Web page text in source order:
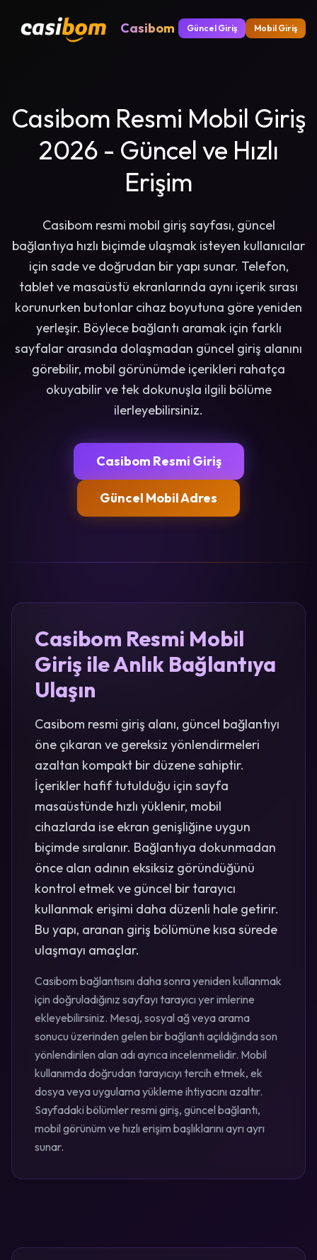
Casibom Güncel Giriş Mobil Giriş
Casibom Resmi Mobil Giriş
2026 - Güncel ve Hızlı
Erişim
Casibom resmi mobil giriş sayfası, güncel
bağlantıya hızlı biçimde ulaşmak isteyen kullanıcılar
için sade ve doğrudan bir yapı sunar. Telefon,
tablet ve masaüstü ekranlarında aynı içerik sırası
korunurken butonlar cihaz boyutuna göre yeniden
yerleşir. Böylece bağlantı aramak için farklı
sayfalar arasında dolaşmadan güncel giriş alanını
görebilir, mobil görünümde içerikleri rahatça
okuyabilir ve tek dokunuşla ilgili bölüme
ilerleyebilirsiniz.
Casibom Resmi Giriş
Güncel Mobil Adres
Casibom Resmi Mobil
Giriş ile Anlık Bağlantıya
Ulaşın
Casibom resmi giriş alanı, güncel bağlantıyı
öne çıkaran ve gereksiz yönlendirmeleri
azaltan kompakt bir düzene sahiptir.
İçerikler hafif tutulduğu için sayfa
masaüstünde hızlı yüklenir, mobil
cihazlarda ise ekran genişliğine uygun
biçimde sıralanır. Bağlantıya dokunmadan
önce alan adının eksiksiz göründüğünü
kontrol etmek ve güncel bir tarayıcı
kullanmak erişimi daha düzenli hale getirir.
Bu yapı, aranan giriş bölümüne kısa sürede
ulaşmayı amaçlar.
Casibom bağlantısını daha sonra yeniden kullanmak
için doğruladığınız sayfayı tarayıcı yer imlerine
ekleyebilirsiniz. Mesaj, sosyal ağ veya arama
sonucu üzerinden gelen bir bağlantı açıldığında son
yönlendirilen alan adı ayrıca incelenmelidir. Mobil
kullanımda doğrudan tarayıcıyı tercih etmek, ek
dosya veya uygulama yükleme ihtiyacını azaltır.
Sayfadaki bölümler resmi giriş, güncel bağlantı,
mobil görünüm ve hızlı erişim başlıklarını ayrı ayrı
sunar.